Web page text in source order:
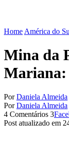
Home América do
Mina da
Mariana:
PorDaniela Almeida
PorDaniela Almeida
4 Comentários 3
Post atualizado em